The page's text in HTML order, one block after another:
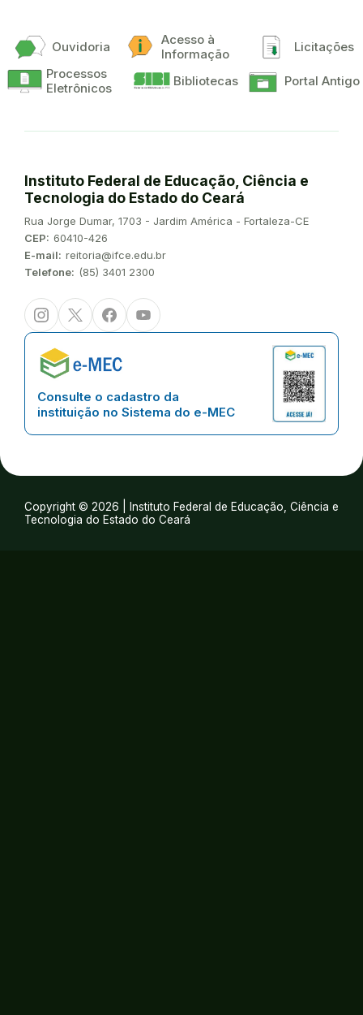
Ouvidoria
Acesso à
Informação
Licitações
Processos
Eletrônicos
Bibliotecas Portal Antigo
Instituto Federal de Educação, Ciência e
Tecnologia do Estado do Ceará
Endereço:
Rua Jorge Dumar, 1703 - Jardim América - Fortaleza-CE
CEP: 60410-426
E-mail: reitoria@ifce.edu.br
Telefone: (85) 3401 2300
InstagramTwitter/XFacebookYoutube
Consulte o cadastro da
instituição no Sistema do e-MEC
Copyright © 2026 | Instituto Federal de Educação, Ciência e
Tecnologia do Estado do Ceará